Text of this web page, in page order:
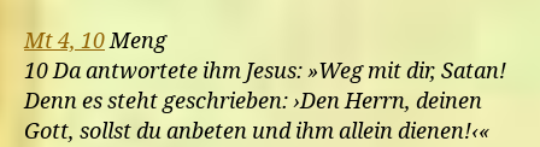
Mt 4, 10Meng
10 Da antwortete ihm Jesus: »Weg mit dir, Satan!
Denn es steht geschrieben: ›Den Herrn, deinen
Gott, sollst du anbeten und ihm allein dienen!‹«